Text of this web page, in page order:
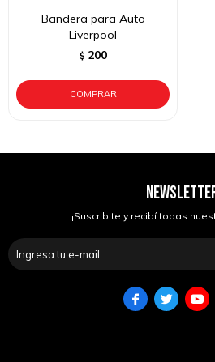
Bandera para Auto
Liverpool
$ 200
¡Suscribite y recibí todas
  